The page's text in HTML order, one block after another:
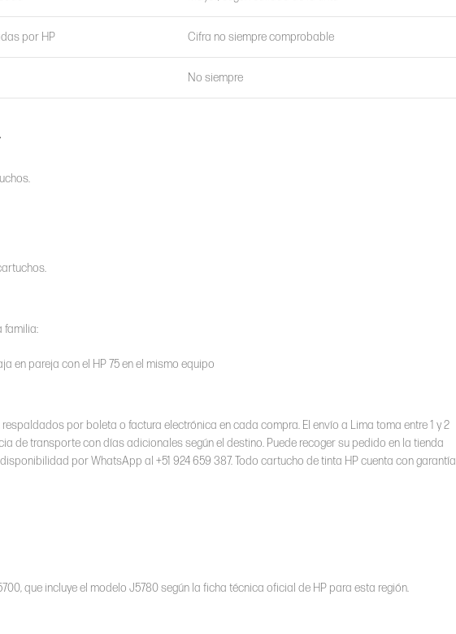
por HP Cifra no siempre comprobable
No siempre
familia:
en pareja con el HP 75 en el mismo equipo
por boleta o factura electrónica en cada compra. El envío a Lima toma entre 1 y 2
de transporte con días adicionales según el destino. Puede recoger su pedido en la tienda
por WhatsApp al +51 924 659 387. Todo cartucho de tinta HP cuenta con garantía
que incluye el modelo J5780 según la ficha técnica oficial de HP para esta región.